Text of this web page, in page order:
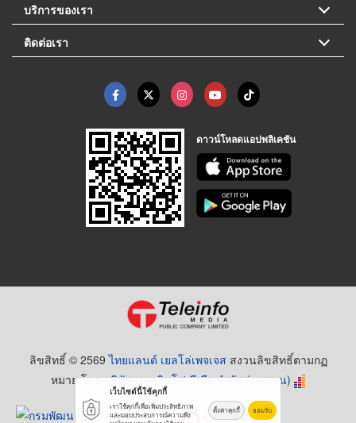
บริการของเรา
ติดต่อเรา
ดาวน์โหลดแอปพลิเคชัน
ลิขสิทธิ์ © 2569ไทยแลนด์ เยลโล่เพจเจส สงวนลิขสิทธิ์ตามกฏ
หมาย โดยบริษัท เทเลอินโฟ มีเดีย จำกัด (มหาชน)
เว็บไซต์นี้ใช้คุกกี้
เราใช้คุกกี้เพื่อเพิ่มประสิทธิภาพ
และมอบประสบการณ์ความพึง
ตั้งค่าคุกกี้ ยอมรับ